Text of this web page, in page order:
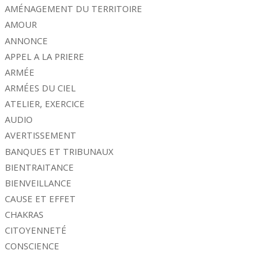
AMÉNAGEMENT DU TERRITOIRE
AMOUR
ANNONCE
APPEL A LA PRIERE
ARMÉE
ARMÉES DU CIEL
ATELIER, EXERCICE
AUDIO
AVERTISSEMENT
BANQUES ET TRIBUNAUX
BIENTRAITANCE
BIENVEILLANCE
CAUSE ET EFFET
CHAKRAS
CITOYENNETÉ
CONSCIENCE